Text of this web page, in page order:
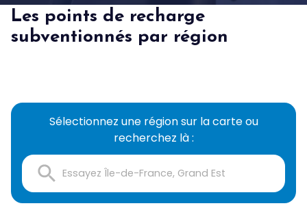
Les points de recharge
subventionnés par région
Sélectionnez une région sur la carte ou
recherchez là :